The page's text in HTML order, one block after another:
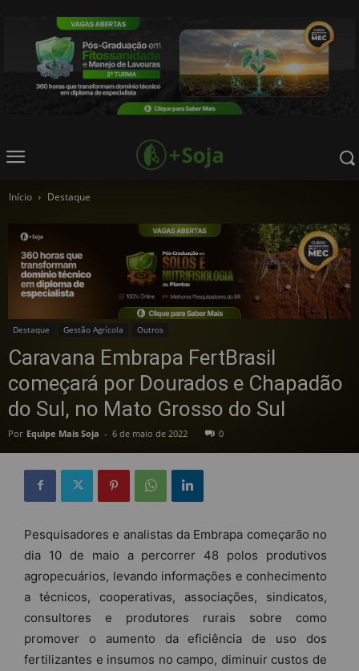
Início Destaque
Destaque Gestão Agrícola Outros
Caravana Embrapa FertBrasil
começará por Dourados e Chapadão
do Sul, no Mato Grosso do Sul
Por Equipe Mais Soja - 6 de maio de 2022 0
Pesquisadores e analistas da Embrapa começarão no
dia 10 de maio a percorrer 48 polos produtivos
agropecuários, levando informações e conhecimento
a técnicos, cooperativas, associações, sindicatos,
consultores e produtores rurais sobre como
promover o aumento da eficiência de uso dos
fertilizantes e insumos no campo, diminuir custos de